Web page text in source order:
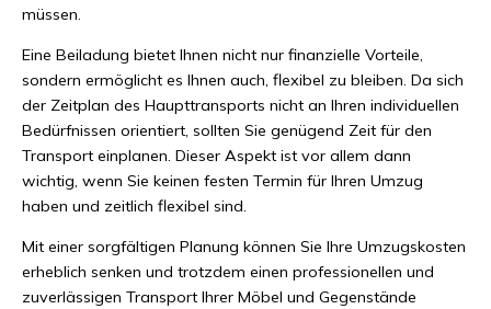
müssen.
Eine Beiladung bietet Ihnen nicht nur finanzielle Vorteile,
sondern ermöglicht es Ihnen auch, flexibel zu bleiben. Da sich
der Zeitplan des Haupttransports nicht an Ihren individuellen
Bedürfnissen orientiert, sollten Sie genügend Zeit für den
Transport einplanen. Dieser Aspekt ist vor allem dann
wichtig, wenn Sie keinen festen Termin für Ihren Umzug
haben und zeitlich flexibel sind.
Mit einer sorgfältigen Planung können Sie Ihre Umzugskosten
erheblich senken und trotzdem einen professionellen und
zuverlässigen Transport Ihrer Möbel und Gegenstände